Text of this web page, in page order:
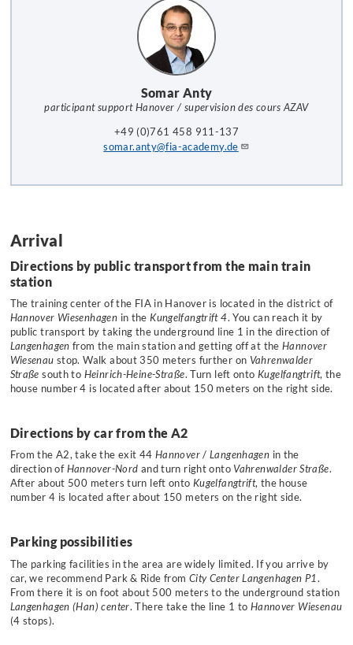
Somar Anty
participant support Hanover / supervision des cours AZAV
+49 (0)761 458 911-137
somar.anty@fia-academy.de
Arrival
Directions by public transport from the main train
station
The training center of the FIA in Hanover is located in the district of
Hannover Wiesenhagen in theKungelfangtrift 4. You can reach it by
public transport by taking the underground line 1 in the direction of
Langenhagen from the main station and getting off at theHannover
Wiesenau stop. Walk about 350 meters further on Vahrenwalder
Straßesouth to Heinrich-Heine-Straße. Turn left onto Kugelfangtrift, the
house number 4 is located after about 150 meters on the right side.
Directions by car from the A2
From the A2, take the exit 44 Hannover/Langenhagen in the
direction of Hannover-Nord and turn right onto Vahrenwalder Straße.
After about 500 meters turn left onto Kugelfangtrift, the house
number 4 is located after about 150 meters on the right side.
Parking possibilities
The parking facilities in the area are widely limited. If you arrive by
car, we recommend Park & Ride from City Center Langenhagen P1 .
From there it is on foot about 500 meters to the underground station
Langenhagen (Han) center. There take the line 1 to Hannover Wiesenau
(4 stops).